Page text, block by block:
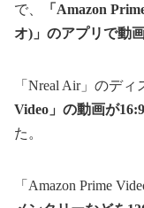
で、
「Amazon
オ)」のアプリで動
「Nreal Air」のディ
Video」の動画が
た。
「Amazon Prime